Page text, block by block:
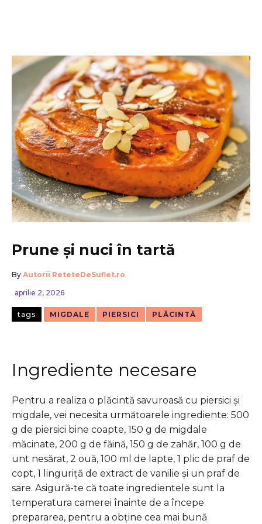
Prune și nuci în tartă
By Autorii ReteteDeSuflet.ro
aprilie 2, 2026
tags MIGDALE PIERSICI PLĂCINTĂ
Ingrediente necesare
Pentru a realiza o plăcintă savuroasă cu piersici și
migdale, vei necesita următoarele ingrediente: 500
g de piersici bine coapte, 150 g de migdale
măcinate, 200 g de făină, 150 g de zahăr, 100 g de
unt nesărat, 2 ouă, 100 ml de lapte, 1 plic de praf de
copt, 1 linguriță de extract de vanilie și un praf de
sare. Asigură-te că toate ingredientele sunt la
temperatura camerei înainte de a începe
prepararea, pentru a obține cea mai bună